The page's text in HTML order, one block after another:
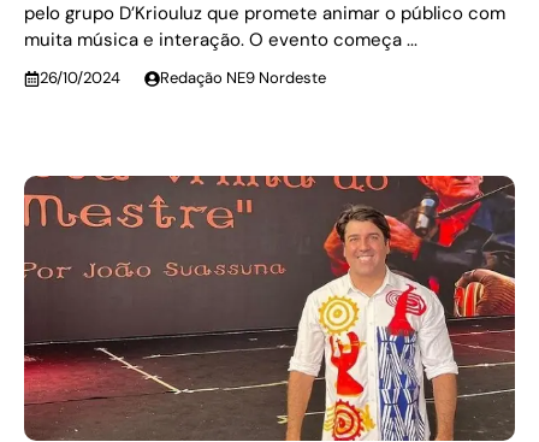
pelo grupo D’Kriouluz que promete animar o público com
muita música e interação. O evento começa ...
26/10/2024 Redação NE9 Nordeste